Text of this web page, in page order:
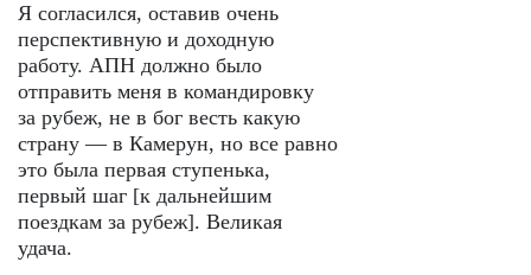
Я согласился, оставив очень
перспективную и доходную
работу. АПН должно было
отправить меня в командировку
за рубеж, не в бог весть какую
страну — в Камерун, но все равно
это была первая ступенька,
первый шаг [к дальнейшим
поездкам за рубеж]. Великая
удача.